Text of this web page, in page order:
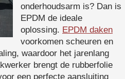
onderhoudsarm is? Dan is
EPDM de ideale
oplossing. EPDM daken
voorkomen scheuren en
waardoor het jarenlang
brengt de rubberfolie
een perfecte aansluiting